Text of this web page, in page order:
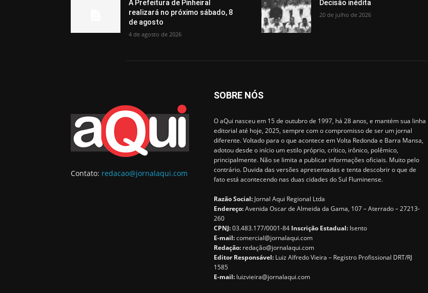
A Prefeitura de Pinheiral
realizará no próximo sábado, 8
de agosto
4 de agosto de 2026
Decisão inédita
20 de julho de 2026
Contato: redacao@jornalaqui.com
SOBRE NÓS
O aQui nasceu em 15 de outubro de 1997, há 28 anos, e mantém sua linha
editorial até hoje, 2025, sempre com o compromisso de ser um jornal
diferente. Voltado para o que acontece em Volta Redonda e Barra Mansa,
adotou desde o início um estilo próprio, crítico, irônico, polêmico,
principalmente. Não se limita a publicar informações oficiais. Muito pelo
contrário. Duvida das versões apresentadas e tenta descobrir o que de
fato está acontecendo nas duas cidades do Sul Fluminense.
Razão Social: Jornal Aqui Regional Ltda
Endereço:Avenida Oscar de Almeida da Gama, 107 – Aterrado – 27213-
260
CPNJ:03.483.177/0001-84 Inscrição Estadual: Isento
E-mail:comercial@jornalaqui.com
Redação: redação@jornalaqui.com
Editor Responsável: Luiz Alfredo Vieira – Registro Profissional DRT/RJ
1585
E-mail: luizvieira@jornalaqui.com